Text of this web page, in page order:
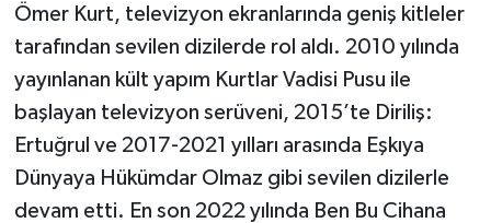
Ömer Kurt, televizyon ekranlarında geniş kitleler
tarafından sevilen dizilerde rol aldı. 2010 yılında
yayınlanan kült yapım Kurtlar Vadisi Pusu ile
başlayan televizyon serüveni, 2015’te Diriliş:
Ertuğrul ve 2017-2021 yılları arasında Eşkıya
Dünyaya Hükümdar Olmaz gibi sevilen dizilerle
devam etti. En son 2022 yılında Ben Bu Cihana
Ulusal
Yaşam